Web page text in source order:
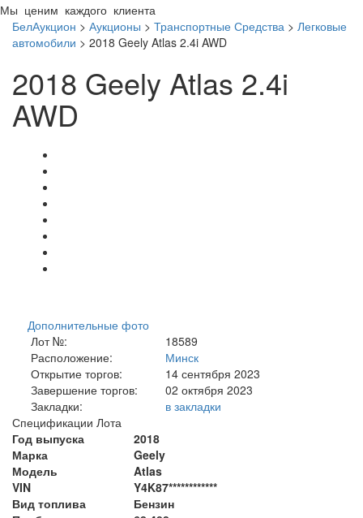
Мы ценим каждого клиента
БелАукцион > Аукционы > Транспортные Средства > Легковые
автомобили > 2018 Geely Atlas 2.4i AWD
2018 Geely Atlas 2.4i
AWD
Дополнительные фото
Лот №:
18589
Расположение:
Минск
Открытие торгов:
14 сентября 2023
Завершение торгов:
02 октября 2023
Закладки:
в закладки
Спецификации Лота
Год выпуска
2018
Марка
Geely
Модель
Atlas
VIN
Y4K87************
Вид топлива
Бензин